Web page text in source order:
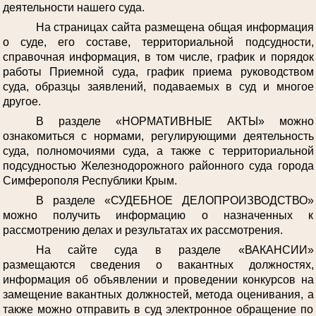
деятельности нашего суда.
На страницах сайта размещена общая информация
о суде, его составе, территориальной подсудности,
справочная информация, в том числе, график и порядок
работы Приемной суда, график приема руководством
суда, образцы заявлений, подаваемых в суд и многое
другое.
В разделе «НОРМАТИВНЫЕ АКТЫ» можно
ознакомиться с нормами, регулирующими деятельность
суда, полномочиями суда, а также с территориальной
подсудностью Железнодорожного районного суда города
Симферополя Республики Крым.
В разделе «СУДЕБНОЕ ДЕЛОПРОИЗВОДСТВО»
можно получить информацию о назначенных к
рассмотрению делах и результатах их рассмотрения.
На сайте суда в разделе «ВАКАНСИИ»
размещаются сведения о вакантных должностях,
информация об объявлении и проведении конкурсов на
замещение вакантных должностей, метода оценивания, а
также можно отправить в суд электронное обращение по